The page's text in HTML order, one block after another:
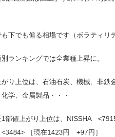
下でも偏る相場です（ボラティリ
ランキングでは全業種上昇に。
がり上位は、石油石炭、機械、非鉄
化学、金属製品・・・
1部値上がり上位は、NISSHA
［現在1423円 +97円］